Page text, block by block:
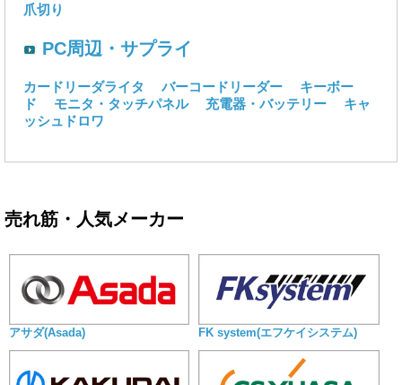
爪切り
PC周辺・サプライ
カードリーダライタ バーコードリーダー
キーボー
ド
モニタ・タッチパネル 充電器・バッテリー
キャ
ッシュドロワ
売れ筋・人気メーカー
アサダ(Asada) FK system(エフケイシステム)